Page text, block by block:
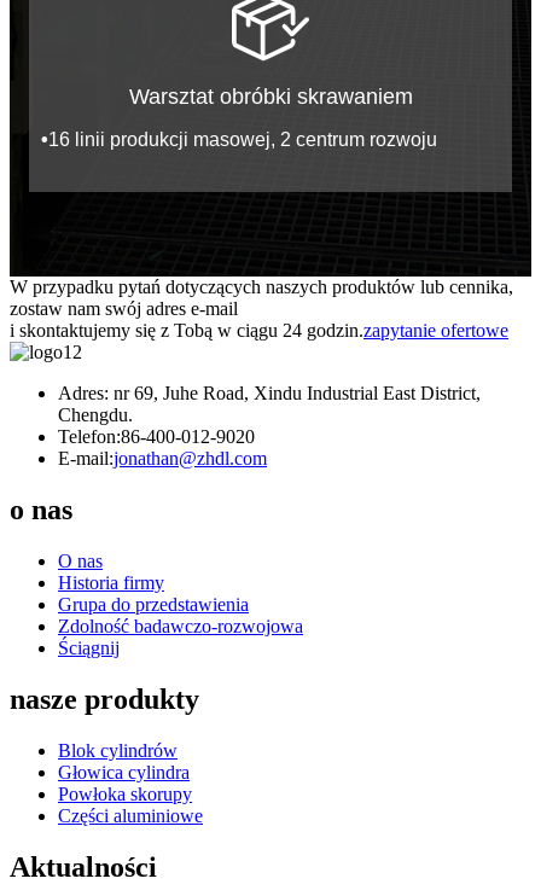
Warsztat obróbki skrawaniem
•16 linii produkcji masowej, 2 centrum rozwoju
W przypadku pytań dotyczących naszych produktów lub cennika,
zostaw nam swój adres e-mail
i skontaktujemy się z Tobą w ciągu 24 godzin.zapytanie ofertowe
Adres: nr 69, Juhe Road, Xindu Industrial East District,
Chengdu.
Telefon:86-400-012-9020
E-mail:jonathan@zhdl.com
o nas
O nas
Historia firmy
Grupa do przedstawienia
Zdolność badawczo-rozwojowa
Ściągnij
nasze produkty
Blok cylindrów
Głowica cylindra
Powłoka skorupy
Części aluminiowe
Aktualności